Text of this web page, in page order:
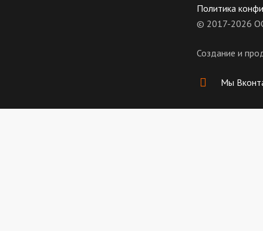
Политика
© 2017-2026
Создание и
Мы